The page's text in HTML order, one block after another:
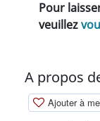
Pour
veuillez
A propos
Ajouter à